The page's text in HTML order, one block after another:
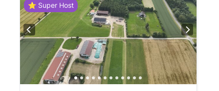
⭐ Super Host